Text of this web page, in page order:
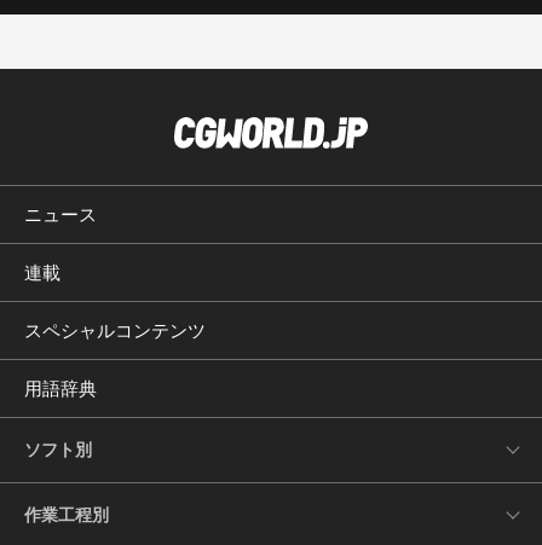
ニュース
連載
スペシャルコンテンツ
用語辞典
ソフト別
作業工程別